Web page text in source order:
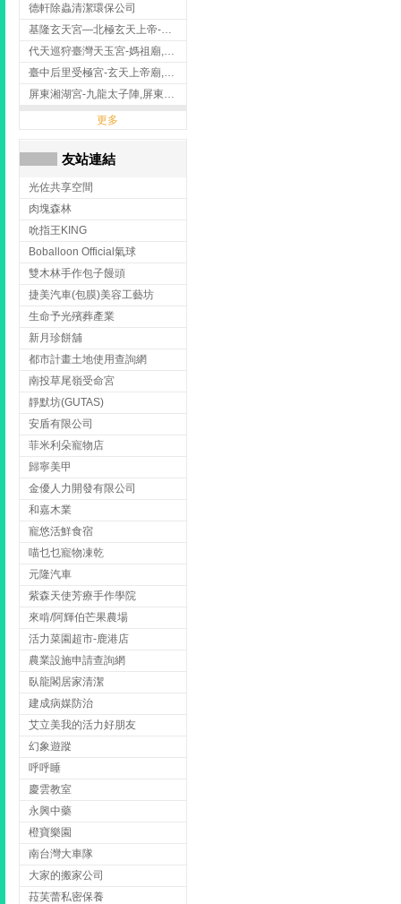
德軒除蟲清潔環保公司
基隆玄天宮—北極玄天上帝-玄天上帝廟,拜玄天上帝,基隆玄天上帝廟,安樂區玄天上帝廟,
代天巡狩臺灣天玉宮-媽祖廟,拜媽祖,雲林媽祖廟,雲林拜媽祖,
臺中后里受極宮-玄天上帝廟,拜玄天上帝,台中玄天上帝廟,后里玄天上帝廟,
屏東湘湖宮-九龍太子陣,屏東九龍太子陣
更多
友站連結
光佐共享空間
肉塊森林
吮指王KING
Boballoon Official氣球
雙木林手作包子饅頭
捷美汽車(包膜)美容工藝坊
生命予光殯葬產業
新月珍餅舖
都市計畫土地使用查詢網
南投草尾嶺受命宮
靜默坊(GUTAS)
安盾有限公司
菲米利朵寵物店
歸寧美甲
金優人力開發有限公司
和嘉木業
寵悠活鮮食宿
喵乜乜寵物凍乾
元隆汽車
紫森天使芳療手作學院
來啃/阿輝伯芒果農場
活力菜園超市-鹿港店
農業設施申請查詢網
臥龍閣居家清潔
建成病媒防治
艾立美我的活力好朋友
幻象遊蹤
呼呼睡
慶雲教室
永興中藥
橙寶樂園
南台灣大車隊
大家的搬家公司
菈芙蕾私密保養